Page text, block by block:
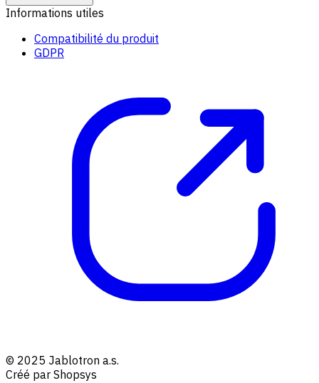
Informations utiles
Compatibilité du produit
GDPR
© 2025 Jablotron a.s.
Créé par Shopsys